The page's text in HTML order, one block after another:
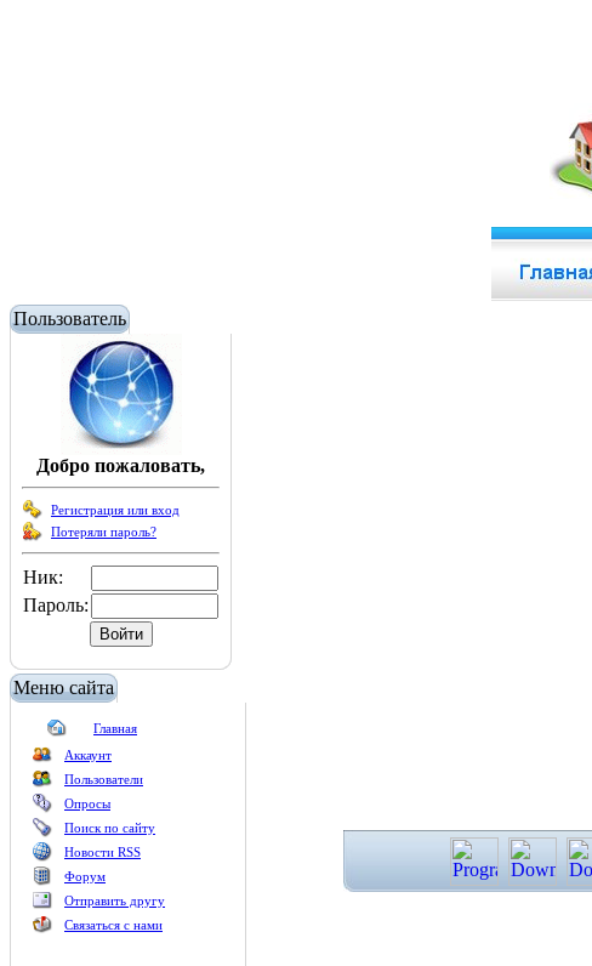
Пользователь
Добро пожаловать,
Регистрация или вход
Потеряли пароль?
Ник:
Пароль:
Меню сайта
Главная
Аккаунт
Пользователи
Опросы
Поиск по сайту
Новости RSS
Форум
Отправить другу
Связаться с нами